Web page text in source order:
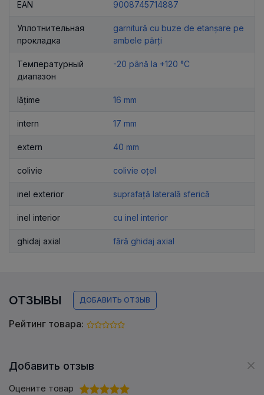
EAN 9008745714887
Уплотнительная
прокладка
garnitură cu buze de etanșare pe
ambele părți
Температурный
диапазон
-20 până la +120 °C
lățime 16 mm
intern 17 mm
extern 40 mm
colivie colivie oțel
inel exterior suprafață laterală sferică
inel interior cu inel interior
ghidaj axial fără ghidaj axial
ОТЗЫВЫ ДОБАВИТЬ ОТЗЫВ
Рейтинг товара:
Добавить отзыв
Оцените товар